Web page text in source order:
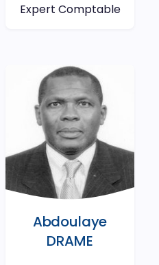
Expert Comptable
Abdoulaye
DRAME